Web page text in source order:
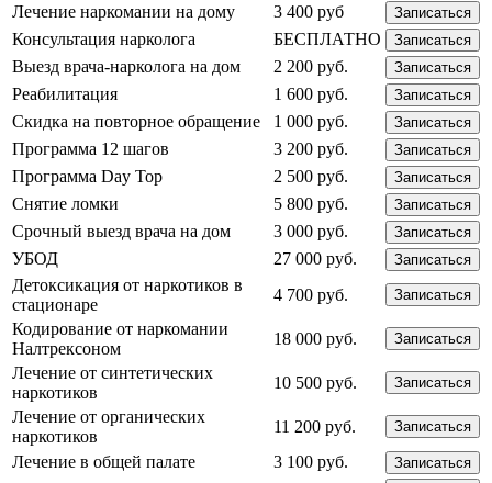
Лечение наркомании на дому
3 400 руб Записаться
Консультация нарколога БЕСПЛАТНО Записаться
Выезд врача-нарколога на дом 2 200 руб. Записаться
Реабилитация 1 600 руб. Записаться
Скидка на повторное обращение 1 000 руб. Записаться
Программа 12 шагов 3 200 руб. Записаться
Программа Day Top 2 500 руб. Записаться
Снятие ломки 5 800 руб. Записаться
Срочный выезд врача на дом 3 000 руб. Записаться
УБОД 27 000 руб. Записаться
Детоксикация от наркотиков в
стационаре
4 700 руб. Записаться
Кодирование от наркомании
Налтрексоном
18 000 руб. Записаться
Лечение от синтетических
наркотиков
10 500 руб. Записаться
Лечение от органических
наркотиков
11 200 руб. Записаться
Лечение в общей палате 3 100 руб. Записаться